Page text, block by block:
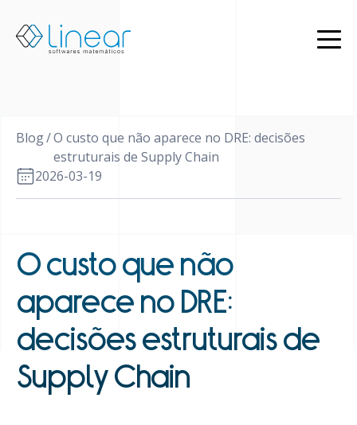
EN
Blog/O custo que não aparece no DRE: decisões
estruturais de Supply Chain
2026-03-19
O custo que não
aparece no DRE:
decisões estruturais de
Supply Chain